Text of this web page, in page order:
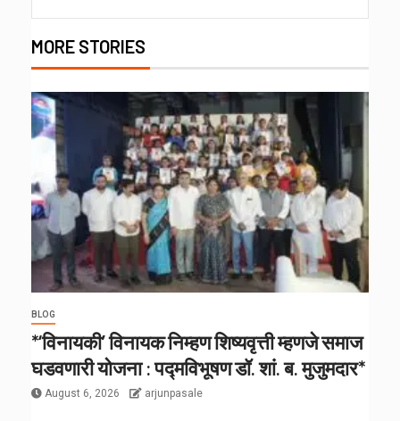
MORE STORIES
BLOG
*‘विनायकी’ विनायक निम्हण शिष्यवृत्ती म्हणजे समाज
घडवणारी योजना : पद्मविभूषण डॉ. शां. ब. मुजुमदार*
August 6, 2026 arjunpasale